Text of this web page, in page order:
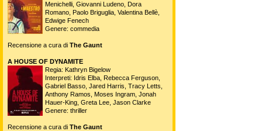
Menichelli, Giovanni Ludeno, Dora
Romano, Paolo Briguglia, Valentina Bellè,
Edwige Fenech
Genere: commedia
Recensione a cura di The Gaunt
A HOUSE OF DYNAMITE
Regia: Kathryn Bigelow
Interpreti: Idris Elba, Rebecca Ferguson,
Gabriel Basso, Jared Harris, Tracy Letts,
Anthony Ramos, Moses Ingram, Jonah
Hauer-King, Greta Lee, Jason Clarke
Genere: thriller
Recensione a cura di The Gaunt